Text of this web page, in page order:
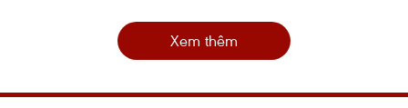
Xem thêm